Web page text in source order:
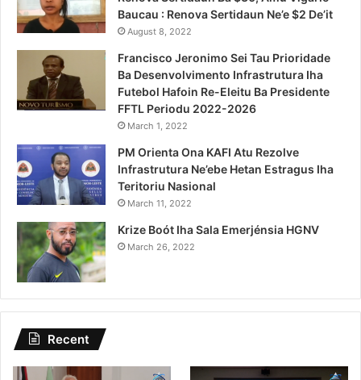
Baucau : Renova Sertidaun Ne’e $2 De’it
August 8, 2022
Francisco Jeronimo Sei Tau Prioridade
Ba Desenvolvimento Infrastrutura Iha
Futebol Hafoin Re-Eleitu Ba Presidente
FFTL Periodu 2022-2026
March 1, 2022
PM Orienta Ona KAFI Atu Rezolve
Infrastrutura Ne’ebe Hetan Estragus Iha
Teritoriu Nasional
March 11, 2022
Krize Boót Iha Sala Emerjénsia HGNV
March 26, 2022
Recent